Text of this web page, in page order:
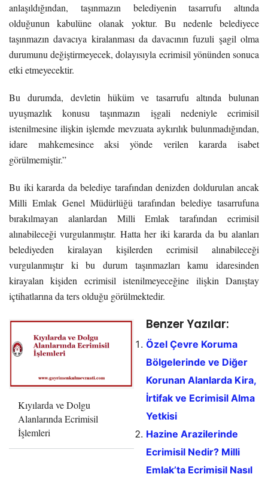
anlaşıldığından, taşınmazın belediyenin tasarrufu altında
olduğunun kabulüne olanak yoktur. Bu nedenle belediyece
taşınmazın davacıya kiralanması da davacının fuzuli şagil olma
durumunu değiştirmeyecek, dolayısıyla ecrimisil yönünden sonuca
etki etmeyecektir.
Bu durumda, devletin hüküm ve tasarrufu altında bulunan
uyuşmazlık konusu taşınmazın işgali nedeniyle ecrimisil
istenilmesine ilişkin işlemde mevzuata aykırılık bulunmadığından,
idare mahkemesince aksi yönde verilen kararda isabet
görülmemiştir.”
Bu iki kararda da belediye tarafından denizden doldurulan ancak
Milli Emlak Genel Müdürlüğü tarafından belediye tasarrufuna
bırakılmayan alanlardan Milli Emlak tarafından ecrimisil
alınabileceği vurgulanmıştır. Hatta her iki kararda da bu alanları
belediyeden kiralayan kişilerden ecrimisil alınabileceği
vurgulanmıştır ki bu durum taşınmazları kamu idaresinden
kirayalan kişiden ecrimisil istenilmeyeceğine ilişkin Danıştay
içtihatlarına da ters olduğu görülmektedir.
Kıyılarda ve Dolgu
Alanlarında Ecrimisil
İşlemleri
Benzer Yazılar:
Özel Çevre Koruma
Bölgelerinde ve Diğer
Korunan Alanlarda Kira,
İrtifak ve Ecrimisil Alma
Yetkisi
Hazine Arazilerinde
Ecrimisil Nedir? Milli
Emlak’ta Ecrimisil Nasıl